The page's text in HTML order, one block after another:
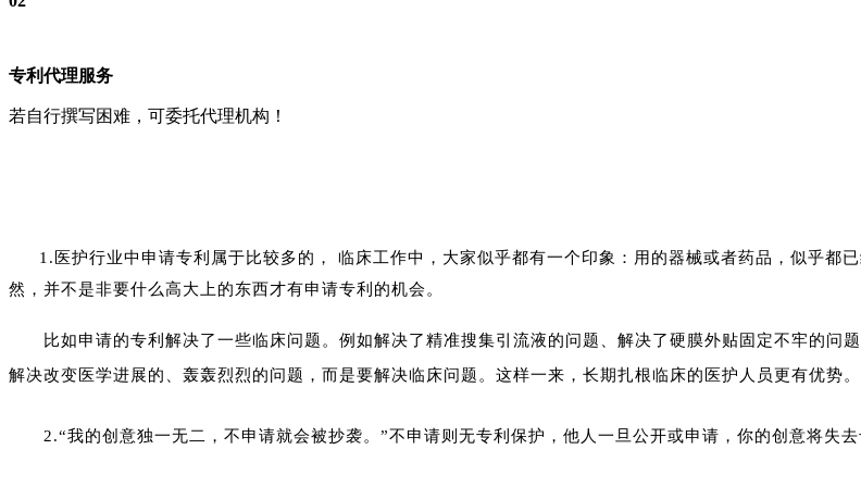
专利代理服务
若自行撰写困难，可委托代理机构！
1.医护行业中申请专利属于比较多的， 临床工作中，大家似乎都有一个印象：用的器械或者药品，似乎都
然，并不是非要什么高大上的东西才有申请专利的机会。
比如申请的专利解决了一些临床问题。例如解决了精准搜集引流液的问题、解决了硬膜外贴固定不牢的问
解决改变医学进展的、轰轰烈烈的问题，而是要解决临床问题。 这样一来，长期扎根临床的医护人员更有优势。
2.“我的创意独一无二，不申请就会被抄袭。”不申请则无专利保护，他人一旦公开或申请，你的创意将失